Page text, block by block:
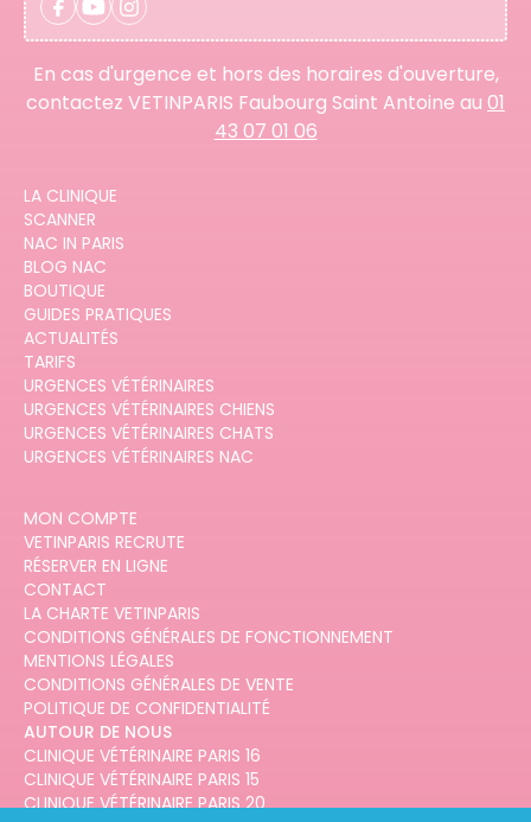
En cas d'urgence et hors des horaires d'ouverture,
contactez VETINPARIS Faubourg Saint Antoine au 01
43 07 01 06
LA CLINIQUE
SCANNER
NAC IN PARIS
BLOG NAC
BOUTIQUE
GUIDES PRATIQUES
ACTUALITÉS
TARIFS
URGENCES VÉTÉRINAIRES
URGENCES VÉTÉRINAIRES CHIENS
URGENCES VÉTÉRINAIRES CHATS
URGENCES VÉTÉRINAIRES NAC
MON COMPTE
VETINPARIS RECRUTE
RÉSERVER EN LIGNE
CONTACT
LA CHARTE VETINPARIS
CONDITIONS GÉNÉRALES DE FONCTIONNEMENT
MENTIONS LÉGALES
CONDITIONS GÉNÉRALES DE VENTE
POLITIQUE DE CONFIDENTIALITÉ
AUTOUR DE NOUS
CLINIQUE VÉTÉRINAIRE PARIS 16
CLINIQUE VÉTÉRINAIRE PARIS 15
CLINIQUE VÉTÉRINAIRE PARIS 20